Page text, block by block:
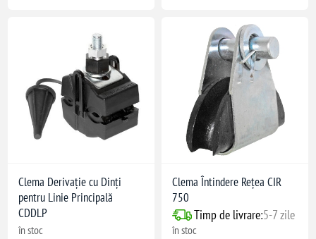
Clema Derivație cu Dinți
pentru Linie Principală
CDDLP
în stoc
Clema Întindere Rețea CIR
750
Timp de livrare:5-7 zile
în stoc